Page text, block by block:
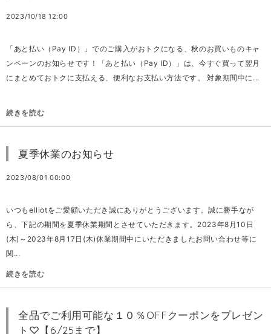
2023/10/18 12:00
「あと払い（Pay ID）」でのご購入がおトクになる、秋のお買いものキャ
ンペーンのお知らせです！「あと払い（Pay ID）」は、今すぐ買って翌月
にまとめておトクに支払える、便利なお支払い方法です。 対象期間中に...
続きを読む
夏季休業のお知らせ
2023/08/01 00:00
いつもelliotをご愛顧いただき誠にありがとうございます。誠に勝手なが
ら、下記の期間を夏季休業期間とさせていただきます。2023年8月10日
(木)～2023年8月17日(木)休業期間中にいただきましたお問い合わせ等に
関...
続きを読む
全品でご利用可能な１０％OFFクーポンをプレゼン
ト♡【6/25まで】